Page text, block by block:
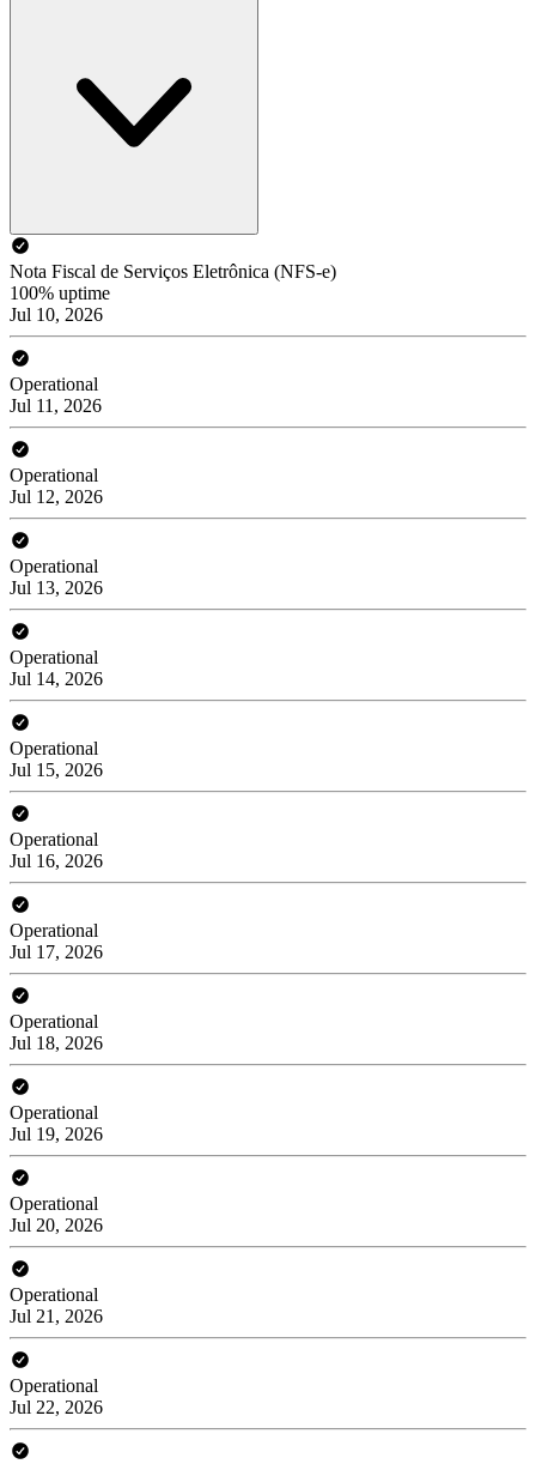
Nota Fiscal de Serviços Eletrônica (NFS-e)
100% uptime
Jul 10, 2026
Operational
Jul 11, 2026
Operational
Jul 12, 2026
Operational
Jul 13, 2026
Operational
Jul 14, 2026
Operational
Jul 15, 2026
Operational
Jul 16, 2026
Operational
Jul 17, 2026
Operational
Jul 18, 2026
Operational
Jul 19, 2026
Operational
Jul 20, 2026
Operational
Jul 21, 2026
Operational
Jul 22, 2026